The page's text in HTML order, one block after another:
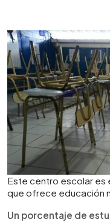
Este centro escolar es
que ofrece educación
Un porcentaje de